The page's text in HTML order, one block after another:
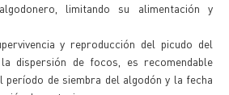
limitando su alimentación y
y reproducción del picudo del
dispersión de focos, es recomendable
de siembra del algodón y la fecha